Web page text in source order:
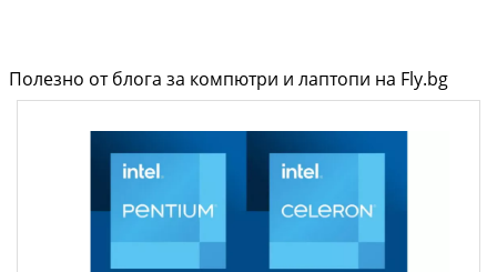
Полезно от блога за компютри и лаптопи на Fly.bg